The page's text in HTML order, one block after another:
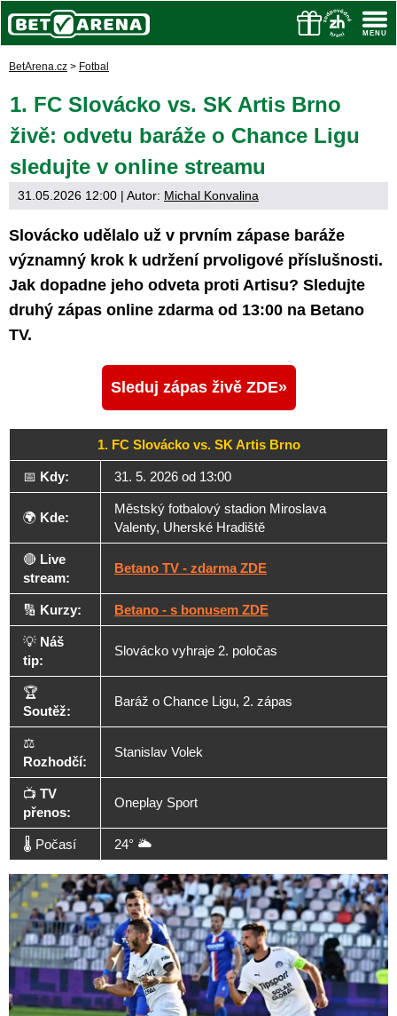
BetArena.cz > Fotbal
1. FC Slovácko vs. SK Artis Brno
živě: odvetu baráže o Chance Ligu
sledujte v online streamu
31.05.2026 12:00 | Autor: Michal Konvalina
Slovácko udělalo už v prvním zápase baráže
významný krok k udržení prvoligové příslušnosti.
Jak dopadne jeho odveta proti Artisu? Sledujte
druhý zápas online zdarma od 13:00 na Betano
TV.
Sleduj zápas živě ZDE
1. FC Slovácko vs. SK Artis Brno
📅 Kdy: 31. 5. 2026 od 13:00
🌍 Kde:
Městský fotbalový stadion Miroslava
Valenty, Uherské Hradiště
🔴 Live
stream:
Betano TV - zdarma ZDE
🔢 Kurzy: Betano - s bonusem ZDE
💡 Náš
tip:
Slovácko vyhraje 2. poločas
🏆
Soutěž:
Baráž o Chance Ligu, 2. zápas
⚖️
Rozhodčí:
Stanislav Volek
📺 TV
přenos:
Oneplay Sport
🌡️ Počasí 24° 🌥️